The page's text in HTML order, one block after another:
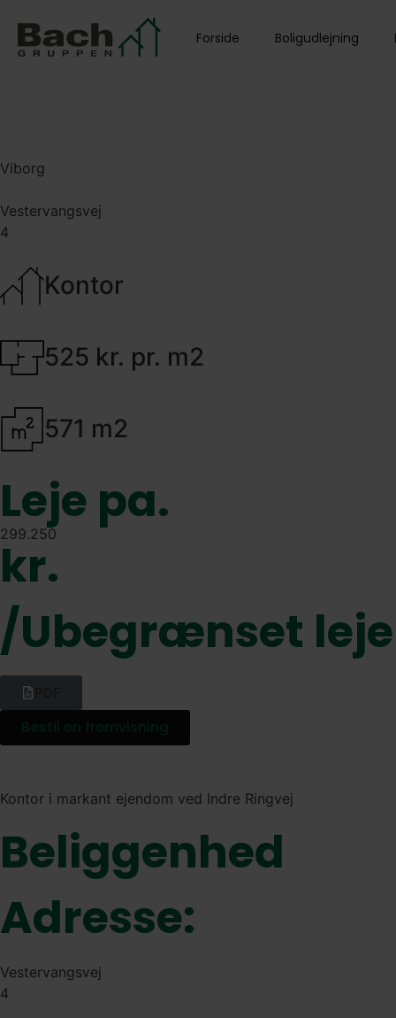
Forside Boligudlejning
Viborg
Vestervangsvej
4
Kontor
525 kr. pr. m2
571 m2
Leje pa.
299.250
kr.
/Ubegrænset
Kontor i markant ejendom ved Indre Ringvej
Beliggenhed
Adresse:
Vestervangsvej
4